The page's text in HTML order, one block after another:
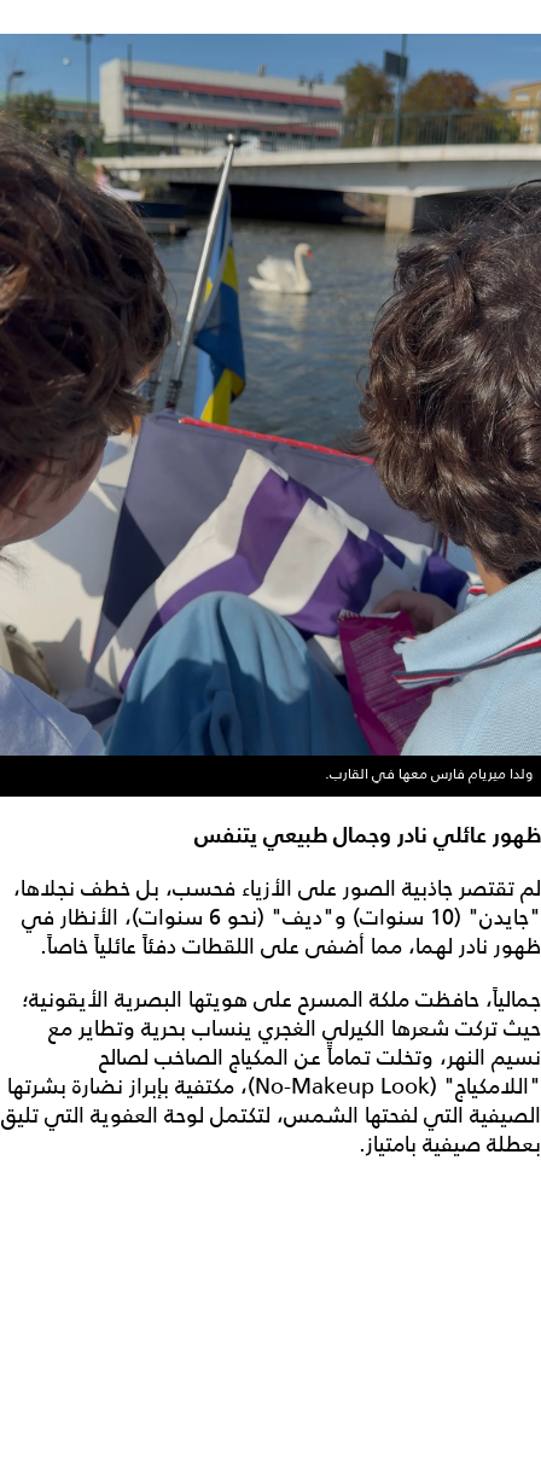
ولدا ميريام فارس معها في القارب.
ظهور عائلي نادر وجمال طبيعي يتنفس
لم تقتصر جاذبية الصور على الأزياء فحسب، بل خطف نجلاها،
"جايدن" (10 سنوات) و"ديف" (نحو 6 سنوات)، الأنظار في
ظهور نادر لهما، مما أضفى على اللقطات دفئاً عائلياً خاصاً.
جمالياً، حافظت ملكة المسرح على هويتها البصرية الأيقونية؛
حيث تركت شعرها الكيرلي الغجري ينساب بحرية وتطاير مع
نسيم النهر، وتخلت تماماً عن المكياج الصاخب لصالح
"اللامكياج" (No-Makeup Look)، مكتفية بإبراز نضارة بشرتها
الصيفية التي لفحتها الشمس، لتكتمل لوحة العفوية التي تليق
بعطلة صيفية بامتياز.